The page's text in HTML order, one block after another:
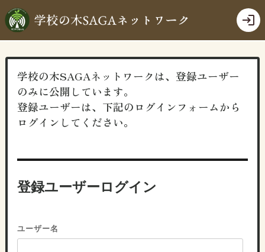
login
学校の木SAGAネットワークは、登録ユーザー
のみに公開しています。
登録ユーザーは、下記のログインフォームから
ログインしてください。
登録ユーザーログイン
ユーザー名